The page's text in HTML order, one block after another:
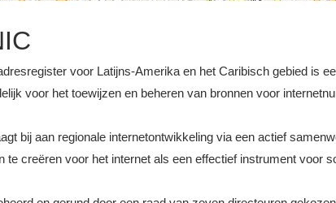
voor Latijns-Amerika en het Caribisch gebied is
voor het toewijzen en beheren van bronnen voor
bij aan regionale internetontwikkeling via een actief
te creëren voor het internet als een effectief instrument voor